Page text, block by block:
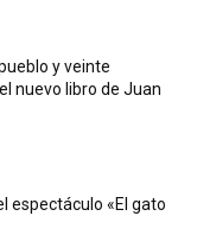
y veinte
nuevo libro de Juan
espectáculo «El gato